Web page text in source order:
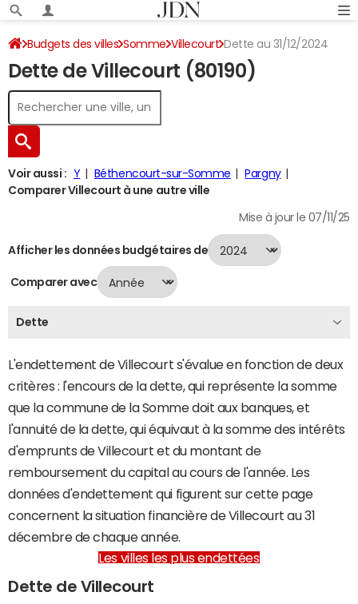
Budgets des villes Somme Villecourt Dette au 31/12/2024
Dette de Villecourt (80190)
Voir aussi : Y Béthencourt-sur-Somme
Pargny
Comparer Villecourt à une autre ville
Mise à jour le 07/11/25
Afficher les données budgétaires de
Comparer avec
Dette
L'endettement de Villecourt s'évalue en fonction de deux
critères : l'encours de la dette, qui représente la somme
que la commune de la Somme doit aux banques, et
l'annuité de la dette, qui équivaut à la somme des intérêts
d'emprunts de Villecourt et du montant de
remboursement du capital au cours de l'année. Les
données d'endettement qui figurent sur cette page
concernent la situation financière de Villecourt au 31
décembre de chaque année.
Les villes les plus endettées
Dette de Villecourt